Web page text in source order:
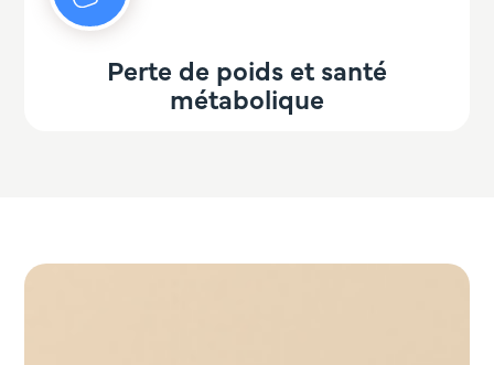
Perte de poids et santé
métabolique